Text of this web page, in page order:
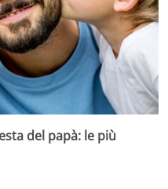
del papà: le più